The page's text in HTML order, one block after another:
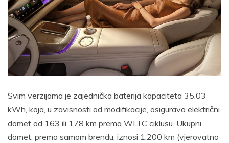
Svim verzijama je zajednička baterija kapaciteta 35,03
kWh, koja, u zavisnosti od modifikacije, osigurava električni
domet od 163 ili 178 km prema WLTC ciklusu. Ukupni
domet, prema samom brendu, iznosi 1.200 km (vjerovatno